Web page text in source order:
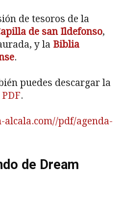
de tesoros de la
de san Ildefonso,
y la Biblia
.
puedes descargar la
.
pdf/agenda-
de Dream